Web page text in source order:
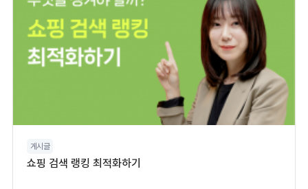
게시글
쇼핑 검색 랭킹 최적화하기